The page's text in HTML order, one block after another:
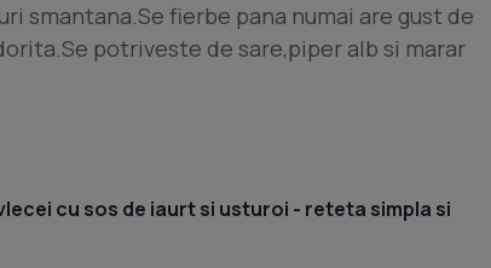
smantana.Se fierbe pana numai are gust de
potriveste de sare,piper alb si marar
cu sos de iaurt si usturoi - reteta simpla si